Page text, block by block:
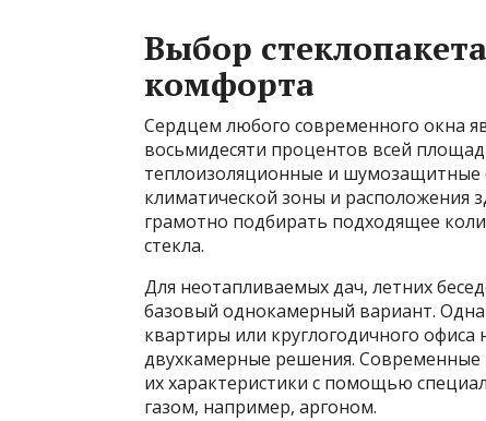
Выбор
комфорта
Сердцем любого современного окна
восьмидесяти процентов всей
теплоизоляционные и шумозащитные
климатической зоны и расположения
грамотно подбирать подходящее
стекла.
Для неотапливаемых дач, летних
базовый однокамерный вариант.
квартиры или круглогодичного
двухкамерные решения.
их характеристики с помощью
газом, например, аргоном.